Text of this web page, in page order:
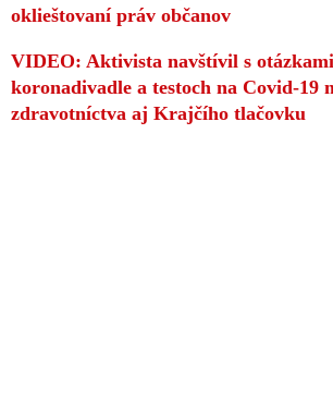
oklieštovaní práv občanov
VIDEO: Aktivista navštívil s
koronadivadle a testoch na Covid-19
zdravotníctva aj Krajčího tlačovku